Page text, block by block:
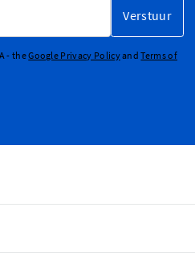
Verstuur
- theGoogle Privacy PolicyandTerms of